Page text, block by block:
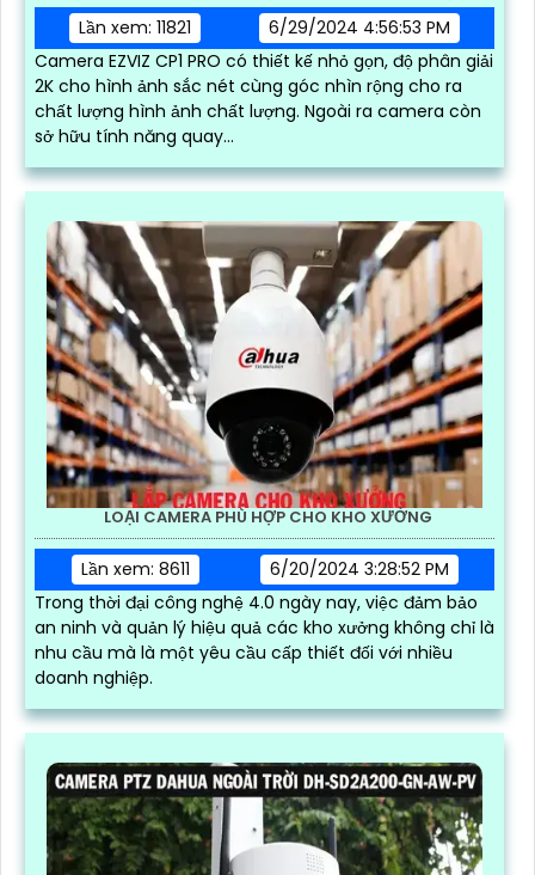
Lần xem: 11821
6/29/2024 4:56:53 PM
Camera EZVIZ CP1 PRO có thiết kế nhỏ gọn, độ phân giải
2K cho hình ảnh sắc nét cùng góc nhìn rộng cho ra
chất lượng hình ảnh chất lượng. Ngoài ra camera còn
sở hữu tính năng quay...
LOẠI CAMERA PHÙ HỢP CHO KHO XƯỞNG
Lần xem: 8611
6/20/2024 3:28:52 PM
Trong thời đại công nghệ 4.0 ngày nay, việc đảm bảo
an ninh và quản lý hiệu quả các kho xưởng không chỉ là
nhu cầu mà là một yêu cầu cấp thiết đối với nhiều
doanh nghiệp.